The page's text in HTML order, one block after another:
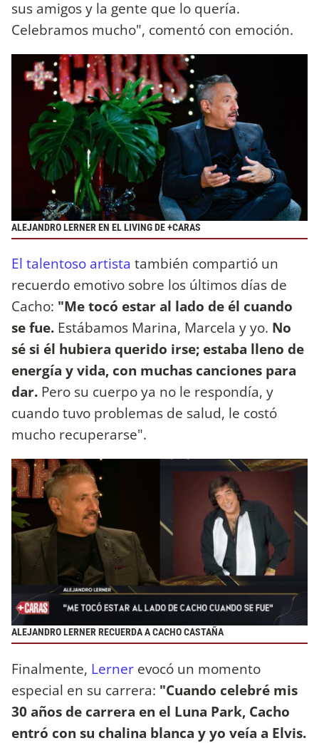
sus amigos y la gente que lo quería.
Celebramos mucho", comentó con emoción.
ALEJANDRO LERNER EN EL LIVING DE +CARAS
El talentoso artista también compartió un
recuerdo emotivo sobre los últimos días de
Cacho: "Me tocó estar al lado de él cuando
se fue. Estábamos Marina, Marcela y yo. No
sé si él hubiera querido irse; estaba lleno de
energía y vida, con muchas canciones para
dar. Pero su cuerpo ya no le respondía, y
cuando tuvo problemas de salud, le costó
mucho recuperarse".
ALEJANDRO LERNER RECUERDA A CACHO CASTAÑA
Finalmente, Lerner evocó un momento
especial en su carrera: "Cuando celebré mis
30 años de carrera en el Luna Park, Cacho
entró con su chalina blanca y yo veía a Elvis.